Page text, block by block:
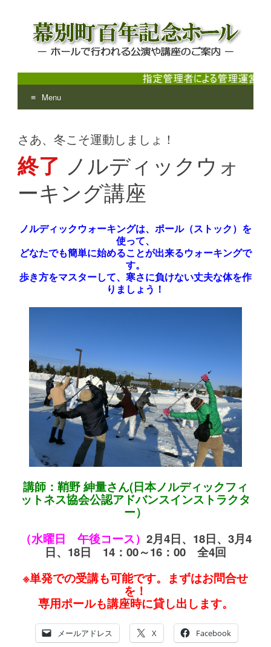
幕別町百年記念ホール
ホールで行われる公演や講座のご案内
Menu
to
content
さあ、冬こそ運動しましょ！
終了 ノルディックウォ
ーキング講座
ノルディックウォーキングは、ポール（ストック）を
使って、
どなたでも簡単に始めることが出来るウォーキングで
す。
歩き方をマスターして、寒さに負けない丈夫な体を作
りましょう！
講師：鞘野 紳量さん(日本ノルディックフィ
ットネス協会公認アドバンスインストラクタ
ー）
（水曜日 午後コース） 2月4日、18日、3月4
日、18日 14：00～16：00 全4回
※単発での受講も可能です。まずはお問合せ
を！
専用ポールも講座時に貸し出します。
メールアドレス X Facebook